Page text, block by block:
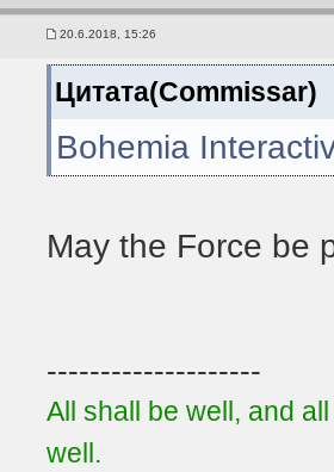
20.6.2018, 15:26
Цитата(Commissar)
Bohemia
May the Force be
--------------------
All shall be well, and
well.